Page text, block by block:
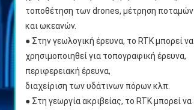
τοποθέτηση των drones, μέτρηση ποταμών
και ωκεανών.
● Στην γεωλογική έρευνα, το RTK μπορεί να
χρησιμοποιηθεί για τοπογραφική έρευνα,
περιφερειακή έρευνα,
διαχείριση των υδάτινων πόρων κλπ.
● Στη γεωργία ακριβείας, το RTK μπορεί να